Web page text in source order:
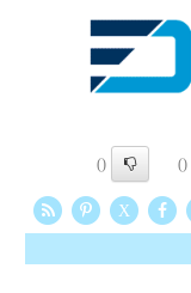
()
()
X